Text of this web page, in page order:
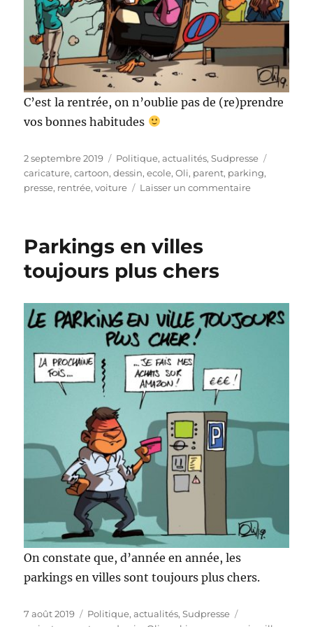
C’est la rentrée, on n’oublie pas de (re)prendre
vos bonnes habitudes
Publié
le
2 septembre 2019 Catégories
Politique, actualités,Sudpresse
caricature,cartoon,dessin,ecole,Oli, parent, parking,
presse, rentrée,voiture Laisser un commentairesur
Parkings en villes
toujours plus chers
On constate que, d’année en année, les
parkings en villes sont toujours plus chers.
Publié
7 août 2019 Catégories
Politique, actualités,Sudpresse